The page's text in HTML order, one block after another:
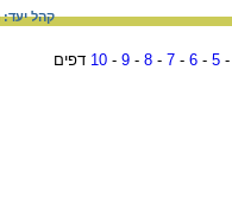
קהל יעד:
5
-
6
-
7
-
8
-
9
-
10 דפים